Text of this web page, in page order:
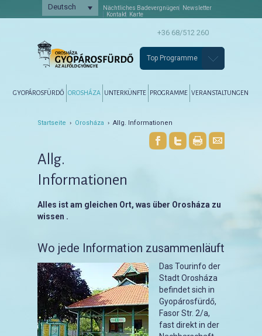
Deutsch Nächtliches Badevergnügen
Newsletter
Kontakt
Karte
+36 68/512 260
Top Programme
Tovább az elsődleges tartalomra
Tovább a másodlagos tartalomra
GYOPÁROSFÜRDŐ OROSHÁZA UNTERKÜNFTE PROGRAMME VERANSTALTUNGEN
Startseite › Orosháza › Allg. Informationen
Allg.
Informationen
Alles ist am gleichen Ort, was über Orosháza zu
wissen .
Wo jede Information zusammenläuft
Das Tourinfo der
Stadt Orosháza
befindet sich in
Gyopárosfürdő,
Fasor Str. 2/a,
fast direkt in der